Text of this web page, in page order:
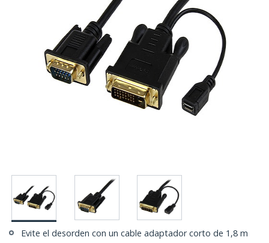
Evite el desorden con un cable adaptador corto de 1,8 m